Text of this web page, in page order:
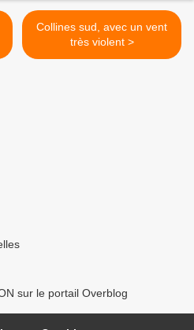
Collines sud, avec un vent
très violent >
sur le portail Overblog